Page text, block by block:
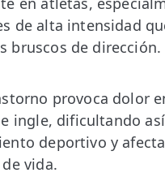
de alta intensidad
bruscos de dirección.
provoca dolor
ingle, dificultando
deportivo y
vida.